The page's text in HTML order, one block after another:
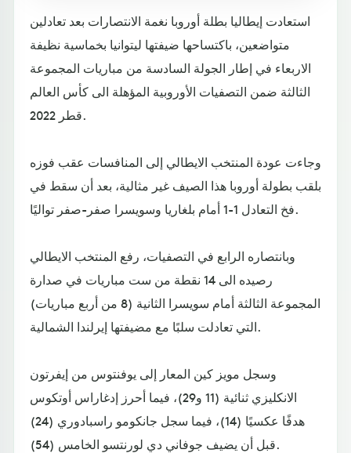
استعادت إيطاليا بطلة أوروبا نغمة الانتصارات بعد تعادلين
متواضعين، باكتساحها ضيفتها ليتوانيا بخماسية نظيفة
الاربعاء في إطار الجولة السادسة من مباريات المجموعة
الثالثة ضمن التصفيات الأوروبية المؤهلة الى كأس العالم
قطر 2022.
وجاءت عودة المنتخب الايطالي إلى المنافسات عقب فوزه
بلقب بطولة أوروبا هذا الصيف غير مثالية، بعد أن سقط في
فخ التعادل 1-1 أمام بلغاريا وسويسرا صفر-صفر تواليًا.
وبانتصاره الرابع في التصفيات، رفع المنتخب الايطالي
رصيده الى 14 نقطة من ست مباريات في صدارة
المجموعة الثالثة أمام سويسرا الثانية (8 من أربع مباريات)
التي تعادلت سلبًا مع مضيفتها إيرلندا الشمالية.
وسجل مويز كين المعار إلى يوفنتوس من إيفرتون
الانكليزي ثنائية (11 و29)، فيما أحرز إدغاراس أوتكوس
هدفًا عكسيًا (14)، فيما سجل جانكومو راسبادوري (24)
قبل أن يضيف جوفاني دي لورنتسو الخامس (54).